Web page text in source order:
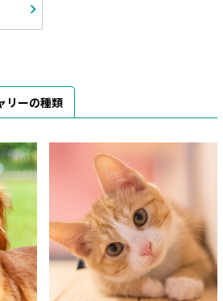
リーの種類